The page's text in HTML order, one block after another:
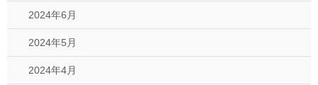
2024年6月
2024年5月
2024年4月